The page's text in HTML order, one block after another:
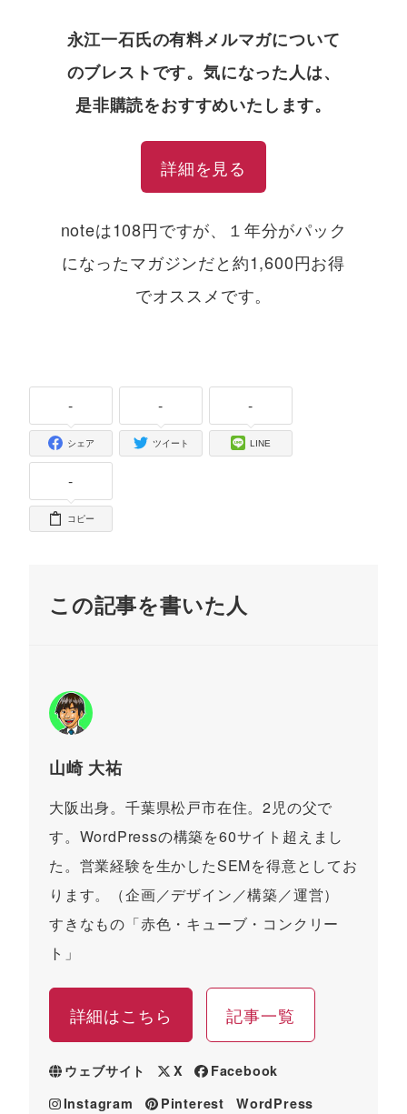
永江一石氏の有料メルマガについて
のブレストです。気になった人は、
是非購読をおすすめいたします。
詳細を見る
noteは108円ですが、１年分がパック
になったマガジンだと約1,600円お得
でオススメです。
-
シェア
-
ツイート
-
LINE
-
コピー
この記事を書いた人
山崎 大祐
大阪出身。千葉県松戸市在住。2児の父で
す。WordPressの構築を60サイト超えまし
た。営業経験を生かしたSEMを得意としてお
ります。（企画／デザイン／構築／運営）
すきなもの「赤色・キューブ・コンクリー
ト」
詳細はこちら 記事一覧
ウェブサイト X
Facebook
Instagram
Pinterest
WordPress